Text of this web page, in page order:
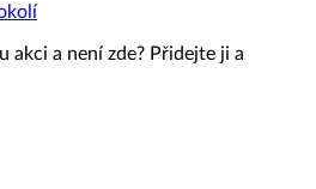
akci a není zde? Přidejte ji a